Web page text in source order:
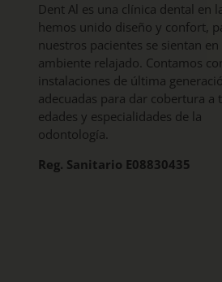
Dent Al es una clínica dental en
hemos unido diseño y confort,
nuestros pacientes se sientan en
ambiente relajado. Contamos
instalaciones de última
adecuadas para dar cobertura a
edades y especialidades de la
odontología.
Reg. Sanitario E08830435